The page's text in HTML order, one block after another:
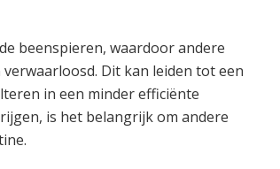
beenspieren, waardoor andere
Dit kan leiden tot een
in een minder efficiënte
is het belangrijk om andere